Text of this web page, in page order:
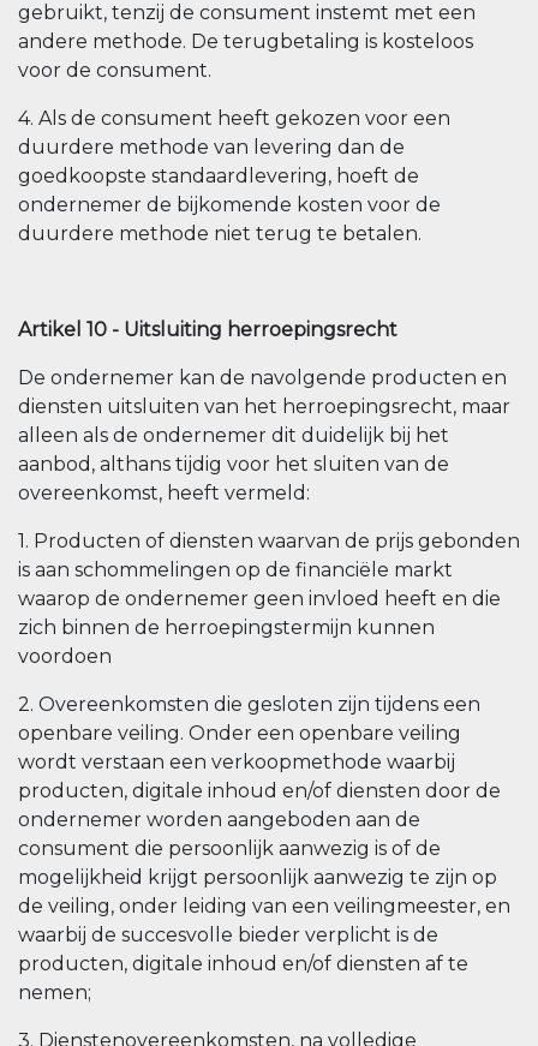
gebruikt, tenzij de consument instemt met een
andere methode. De terugbetaling is kosteloos
voor de consument.
4. Als de consument heeft gekozen voor een
duurdere methode van levering dan de
goedkoopste standaardlevering, hoeft de
ondernemer de bijkomende kosten voor de
duurdere methode niet terug te betalen.
Artikel 10 - Uitsluiting herroepingsrecht
De ondernemer kan de navolgende producten en
diensten uitsluiten van het herroepingsrecht, maar
alleen als de ondernemer dit duidelijk bij het
aanbod, althans tijdig voor het sluiten van de
overeenkomst, heeft vermeld:
1. Producten of diensten waarvan de prijs gebonden
is aan schommelingen op de financiële markt
waarop de ondernemer geen invloed heeft en die
zich binnen de herroepingstermijn kunnen
voordoen
2. Overeenkomsten die gesloten zijn tijdens een
openbare veiling. Onder een openbare veiling
wordt verstaan een verkoopmethode waarbij
producten, digitale inhoud en/of diensten door de
ondernemer worden aangeboden aan de
consument die persoonlijk aanwezig is of de
mogelijkheid krijgt persoonlijk aanwezig te zijn op
de veiling, onder leiding van een veilingmeester, en
waarbij de succesvolle bieder verplicht is de
producten, digitale inhoud en/of diensten af te
nemen;
3. Dienstenovereenkomsten, na volledige